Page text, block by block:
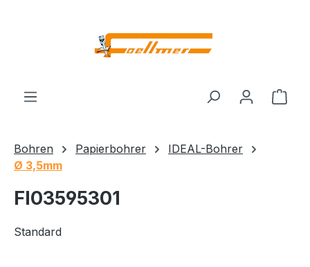
Bohren Papierbohrer
IDEAL-Bohrer
Ø 3,5mm
FI03595301
Standard